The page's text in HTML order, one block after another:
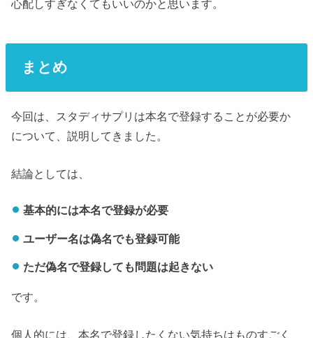
心配しすぎなくてもいいのかと思います。
まとめ
今回は、スタディサプリは本名で登録することが必要か
について、説明してきました。
結論としては、
基本的には本名で登録が必要
ユーザー名は偽名でも登録可能
ただ偽名で登録しても問題は起きない
です。
個人的には、本名で登録したくない気持ちはものすごく